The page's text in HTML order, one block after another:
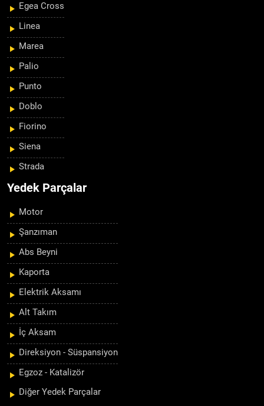
Egea Cross
Linea
Marea
Palio
Punto
Doblo
Fiorino
Siena
Strada
Yedek Parçalar
Motor
Şanzıman
Abs Beyni
Kaporta
Elektrik Aksamı
Alt Takım
İç Aksam
Direksiyon - Süspansiyon
Egzoz - Katalizör
Diğer Yedek Parçalar